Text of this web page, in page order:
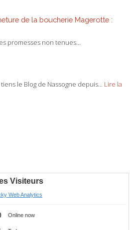
de la boucherie Magerotte :
promesses non tenues...
le Blog de Nassogne depuis... Lire la